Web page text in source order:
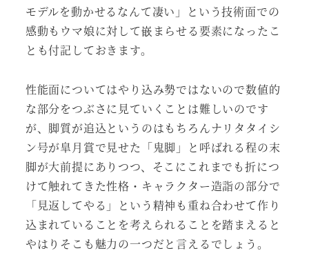
モデルを動かせるなんて凄い」という技術面での
感動もウマ娘に対して嵌まらせる要素になったこ
とも付記しておきます。
性能面についてはやり込み勢ではないので数値的
な部分をつぶさに見ていくことは難しいのです
が、脚質が追込というのはもちろんナリタタイシ
ン号が皐月賞で見せた「鬼脚」と呼ばれる程の末
脚が大前提にありつつ、そこにこれまでも折につ
けて触れてきた性格・キャラクター造詣の部分で
「見返してやる」という精神も重ね合わせて作り
込まれていることを考えられることを踏まえると
やはりそこも魅力の一つだと言えるでしょう。